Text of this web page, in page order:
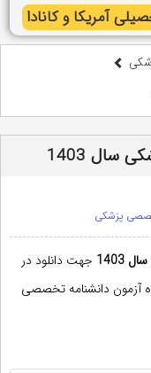
آمریکا و کانادا
1403
پزشکی
سال 1403
جهت دانلود در
آزمون دانشنامه تخصصی